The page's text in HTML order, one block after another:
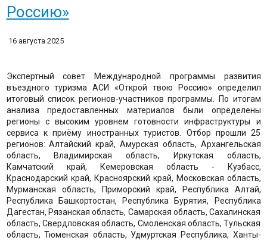
Россию»
16 августа 2025
Экспертный совет Международной программы развития
въездного туризма АСИ «Открой твою Россию» определил
итоговый список регионов-участников программы. По итогам
анализа предоставленных материалов были определены
регионы с высоким уровнем готовности инфраструктуры и
сервиса к приёму иностранных туристов. Отбор прошли 25
регионов: Алтайский край, Амурская область, Архангельская
область, Владимирская область, Иркутская область,
Камчатский край, Кемеровская область - Кузбасс,
Краснодарский край, Красноярский край, Московская область,
Мурманская область, Приморский край, Республика Алтай,
Республика Башкортостан, Республика Бурятия, Республика
Дагестан, Рязанская область, Самарская область, Сахалинская
область, Свердловская область, Смоленская область, Тульская
область, Тюменская область, Удмуртская Республика, Ханты-